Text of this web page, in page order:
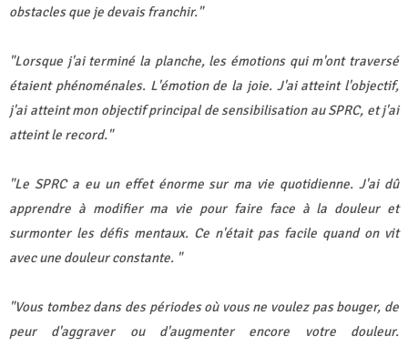
obstacles que je devais franchir."
"Lorsque j'ai terminé la planche, les émotions qui m'ont traversé
étaient phénoménales. L'émotion de la joie. J'ai atteint l'objectif,
j'ai atteint mon objectif principal de sensibilisation au SPRC, et j'ai
atteint le record."
"Le SPRC a eu un effet énorme sur ma vie quotidienne. J'ai dû
apprendre à modifier ma vie pour faire face à la douleur et
surmonter les défis mentaux. Ce n'était pas facile quand on vit
avec une douleur constante. "
"Vous tombez dans des périodes où vous ne voulez pas bouger, de
peur d'aggraver ou d'augmenter encore votre douleur.